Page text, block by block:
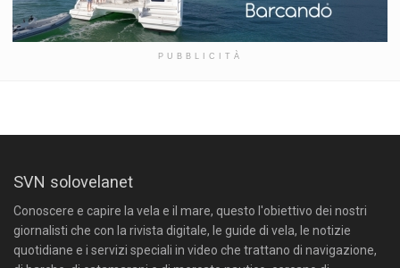
PUBBLICITÀ
SVN solovelanet
Conoscere e capire la vela e il mare, questo l'obiettivo dei nostri
giornalisti che con la rivista digitale, le guide di vela, le notizie
quotidiane e i servizi speciali in video che trattano di navigazione,